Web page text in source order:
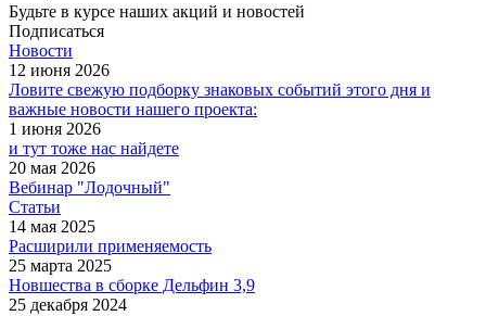
Будьте в курсе наших акций и новостей
Подписаться
Новости
12 июня 2026
Ловите свежую подборку знаковых событий этого дня и
важные новости нашего проекта:
1 июня 2026
и тут тоже нас найдете
20 мая 2026
Вебинар "Лодочный"
Статьи
14 мая 2025
Расширили применяемость
25 марта 2025
Новшества в сборке Дельфин 3,9
25 декабря 2024